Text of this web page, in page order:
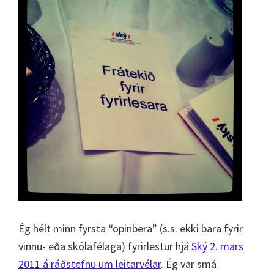
Ég hélt minn fyrsta “opinbera” (s.s. ekki bara fyrir
vinnu- eða skólafélaga) fyrirlestur hjá Ský 2. mars
2011 á ráðstefnu um leitarvélar. Ég var smá